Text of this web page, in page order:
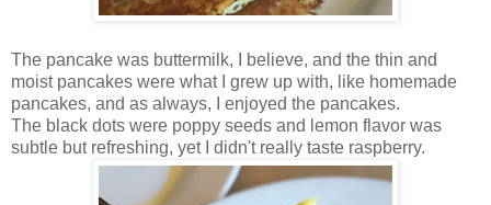
The pancake was buttermilk, I believe, and the thin and
moist pancakes were what I grew up with, like homemade
pancakes, and as always, I enjoyed the pancakes.
The black dots were poppy seeds and lemon flavor was
subtle but refreshing, yet I didn't really taste raspberry.